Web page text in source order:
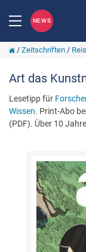
NEWS
/ Zeitschriften/
Art das
Lesetipp für
Wissen. Print-Abo
(PDF). Über 10